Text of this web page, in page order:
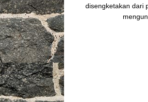
disengketakan dari